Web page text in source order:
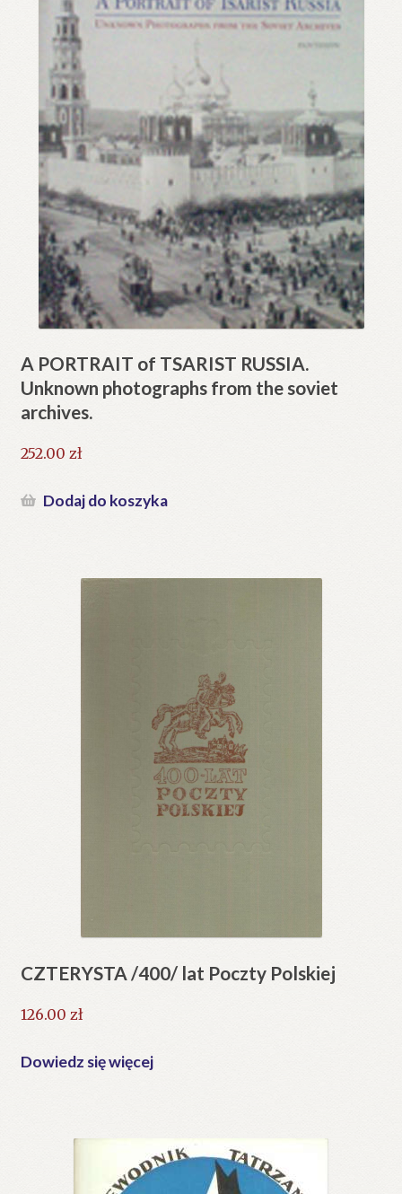
A PORTRAIT of TSARIST RUSSIA.
Unknown photographs from the soviet
archives.
252.00 zł
Dodaj do koszyka
CZTERYSTA /400/ lat Poczty Polskiej
126.00 zł
Dowiedz się więcej